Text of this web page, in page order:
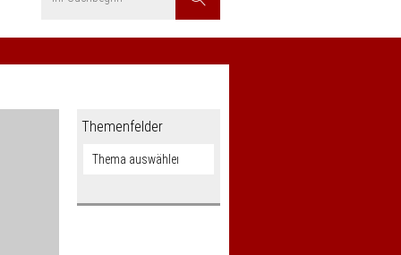
Suchen
Themenfelder